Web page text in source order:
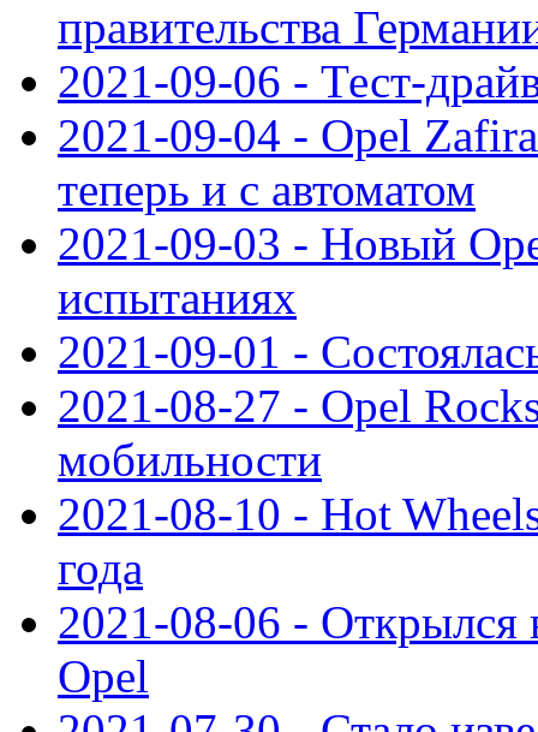
правительства
2021-09-06 - Тест-
2021-09-04 - Opel
теперь и с автоматом
2021-09-03 - Новый
испытаниях
2021-09-01 -
2021-08-27 - Opel
мобильности
2021-08-10 - Hot
года
2021-08-06 - Открылся
Opel